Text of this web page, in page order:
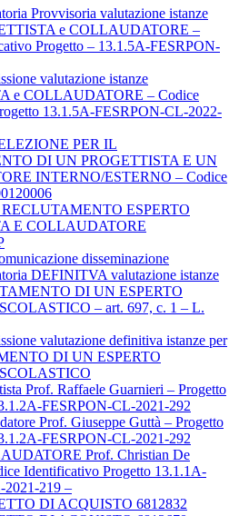
Provvisoria valutazione istanze
e COLLAUDATORE –
Progetto – 13.1.5A-FESRPON-
valutazione istanze
e COLLAUDATORE – Codice
13.1.5A-FESRPON-CL-2022-
PER IL
DI UN PROGETTISTA E UN
INTERNO/ESTERNO – Codice
ESPERTO
E COLLAUDATORE
disseminazione
DEFINITVA valutazione istanze
DI UN ESPERTO
– art. 697, c. 1 – L.
valutazione definitiva istanze per
DI UN ESPERTO
Prof. Raffaele Guarnieri – Progetto
FESRPON-CL-2021-292
Prof. Giuseppe Guttà – Progetto
FESRPON-CL-2021-292
Prof. Christian De
Identificativo Progetto 13.1.1A-
219 –
DI ACQUISTO 6812832